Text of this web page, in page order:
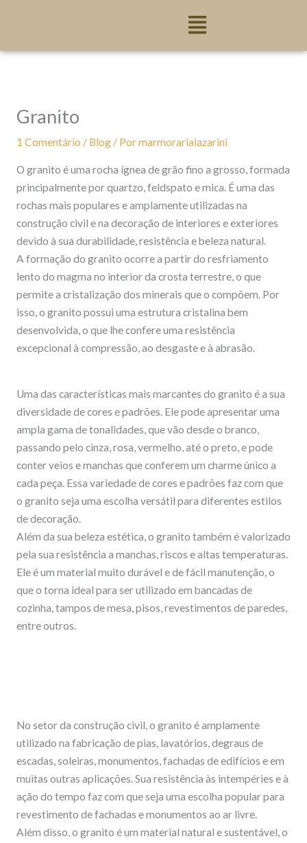
Granito
1 Comentário / Blog/ Pormarmorarialazarini
O granito é uma rocha ígnea de grão fino a grosso, formada
principalmente por quartzo, feldspato e mica. É uma das
rochas mais populares e amplamente utilizadas na
construção civil e na decoração de interiores e exteriores
devido à sua durabilidade, resistência e beleza natural.
A formação do granito ocorre a partir do resfriamento
lento do magma no interior da crosta terrestre, o que
permite a cristalização dos minerais que o compõem. Por
isso, o granito possui uma estrutura cristalina bem
desenvolvida, o que lhe confere uma resistência
excepcional à compressão, ao desgaste e à abrasão.
Uma das características mais marcantes do granito é a sua
diversidade de cores e padrões. Ele pode apresentar uma
ampla gama de tonalidades, que vão desde o branco,
passando pelo cinza, rosa, vermelho, até o preto, e pode
conter veios e manchas que conferem um charme único a
cada peça. Essa variedade de cores e padrões faz com que
o granito seja uma escolha versátil para diferentes estilos
de decoração.
Além da sua beleza estética, o granito também é valorizado
pela sua resistência a manchas, riscos e altas temperaturas.
Ele é um material muito durável e de fácil manutenção, o
que o torna ideal para ser utilizado em bancadas de
cozinha, tampos de mesa, pisos, revestimentos de paredes,
entre outros.
No setor da construção civil, o granito é amplamente
utilizado na fabricação de pias, lavatórios, degraus de
escadas, soleiras, monumentos, fachadas de edifícios e em
muitas outras aplicações. Sua resistência às intempéries e à
ação do tempo faz com que seja uma escolha popular para
revestimento de fachadas e monumentos ao ar livre.
Além disso, o granito é um material natural e sustentável, o